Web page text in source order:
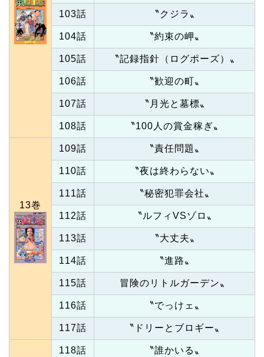
103話 〝クジラ〟
104話 〝約束の岬〟
105話 〝記録指針（ログポーズ）〟
106話 〝歓迎の町〟
107話 〝月光と墓標〟
108話 〝100人の賞金稼ぎ〟
13巻
109話 〝責任問題〟
110話 〝夜は終わらない〟
111話 〝秘密犯罪会社〟
112話 〝ルフィVSゾロ〟
113話 〝大丈夫〟
114話 〝進路〟
115話 冒険のリトルガーデン〟
116話 〝でっけェ〟
117話 〝ドリーとブロギー〟
118話 〝誰かいる〟